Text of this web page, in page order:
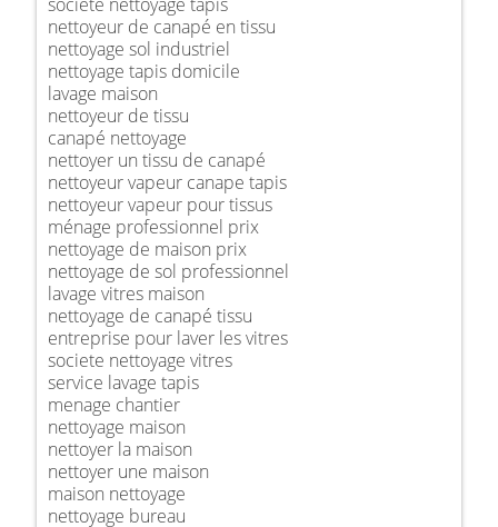
nettoyeur de canapé en tissu
nettoyage sol industriel
nettoyage tapis domicile
lavage maison
nettoyeur de tissu
canapé nettoyage
nettoyer un tissu de canapé
nettoyeur vapeur canape tapis
nettoyeur vapeur pour tissus
ménage professionnel prix
nettoyage de maison prix
nettoyage de sol professionnel
lavage vitres maison
nettoyage de canapé tissu
entreprise pour laver les vitres
societe nettoyage vitres
service lavage tapis
menage chantier
nettoyage maison
nettoyer la maison
nettoyer une maison
maison nettoyage
nettoyage bureau